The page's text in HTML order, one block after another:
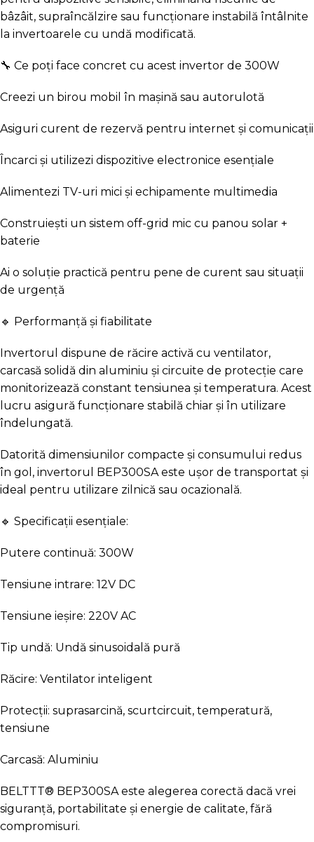
bâzâit, supraîncălzire sau funcționare instabilă întâlnite
la invertoarele cu undă modificată.
🔧 Ce poți face concret cu acest invertor de 300W
Creezi un birou mobil în mașină sau autorulotă
Asiguri curent de rezervă pentru internet și comunicații
Încarci și utilizezi dispozitive electronice esențiale
Alimentezi TV-uri mici și echipamente multimedia
Construiești un sistem off-grid mic cu panou solar +
baterie
Ai o soluție practică pentru pene de curent sau situații
de urgență
🔹 Performanță și fiabilitate
Invertorul dispune de răcire activă cu ventilator,
carcasă solidă din aluminiu și circuite de protecție care
monitorizează constant tensiunea și temperatura. Acest
lucru asigură funcționare stabilă chiar și în utilizare
îndelungată.
Datorită dimensiunilor compacte și consumului redus
în gol, invertorul BEP300SA este ușor de transportat și
ideal pentru utilizare zilnică sau ocazională.
🔹 Specificații esențiale:
Putere continuă: 300W
Tensiune intrare: 12V DC
Tensiune ieșire: 220V AC
Tip undă: Undă sinusoidală pură
Răcire: Ventilator inteligent
Protecții: suprasarcină, scurtcircuit, temperatură,
tensiune
Carcasă: Aluminiu
BELTTT® BEP300SA este alegerea corectă dacă vrei
siguranță, portabilitate și energie de calitate, fără
compromisuri.